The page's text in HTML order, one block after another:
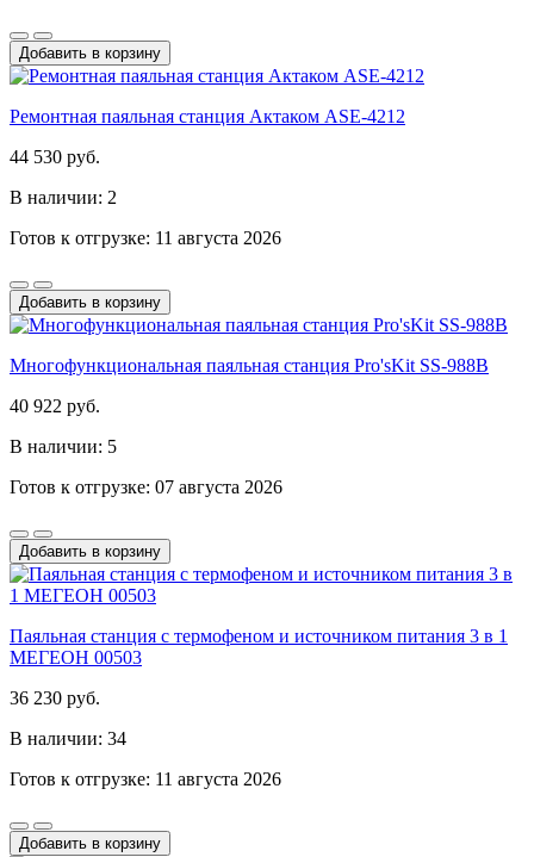
Добавить в корзину
Ремонтная паяльная станция Актаком ASE-4212
44 530 руб.
В наличии: 2
Готов к отгрузке: 11 августа 2026
Добавить в корзину
Многофункциональная паяльная станция Pro'sKit SS-988B
40 922 руб.
В наличии: 5
Готов к отгрузке: 07 августа 2026
Добавить в корзину
Паяльная станция с термофеном и источником питания 3 в 1
МЕГЕОН 00503
36 230 руб.
В наличии: 34
Готов к отгрузке: 11 августа 2026
Добавить в корзину